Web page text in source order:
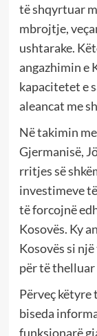
të shqyrtuar
mbrojtje,
ushtarake.
angazhimin e
kapacitetet e
aleancat me
Në takimin
Gjermanisë,
rritjes së
investimeve
të forcojnë
Kosovës. Ky
Kosovës si
për të
Përveç
biseda
funksionarë